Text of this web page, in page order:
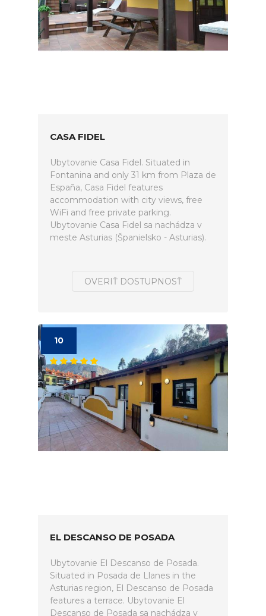
CASA FIDEL
Ubytovanie Casa Fidel. Situated in
Fontanina and only 31 km from Plaza de
España, Casa Fidel features
accommodation with city views, free
WiFi and free private parking.
Ubytovanie Casa Fidel sa nachádza v
meste Asturias (Španielsko - Asturias).
OVERIŤ DOSTUPNOSŤ
10
EL DESCANSO DE POSADA
Ubytovanie El Descanso de Posada.
Situated in Posada de Llanes in the
Asturias region, El Descanso de Posada
features a terrace. Ubytovanie El
Descanso de Posada sa nachádza v